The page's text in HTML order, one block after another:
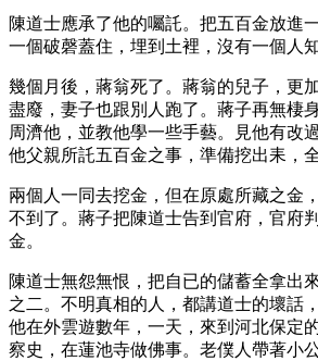
陳道士應承了他的囑託。把五百金放進
一個破磬蓋住，埋到土裡，沒有一個人知
幾個月後，蔣翁死了。蔣翁的兒子，更
盡廢，妻子也跟別人跑了。蔣子再無棲
周濟他，並教他學一些手藝。見他有改
他父親所託五百金之事，準備挖出耒，
兩個人一同去挖金，但在原處所藏之金
不到了。蔣子把陳道士告到官府，官府
金。
陳道士無怨無恨，把自已的儲蓄全拿出
之二。不明真相的人，都講道士的壞話
他在外雲遊數年，一天，來到河北保定
察史，在蓮池寺做佛事。老僕人帶著小